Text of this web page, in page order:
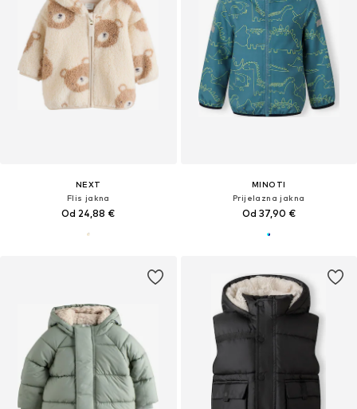
NEXT
Flis jakna
Od 24,88 €
MINOTI
Prijelazna jakna
Od 37,90 €